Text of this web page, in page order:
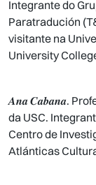
Integrante do
Paratradución
visitante na
University
𝑨𝒏𝒂 𝑪𝒂𝒃𝒂𝒏𝒂.
da USC.
Centro de
Atlánticas